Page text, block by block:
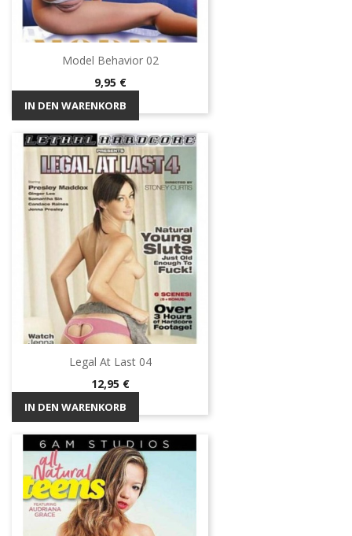
Model Behavior 02
Preis
9,95 €
IN DEN WARENKORB
Legal At Last 04
Preis
12,95 €
IN DEN WARENKORB